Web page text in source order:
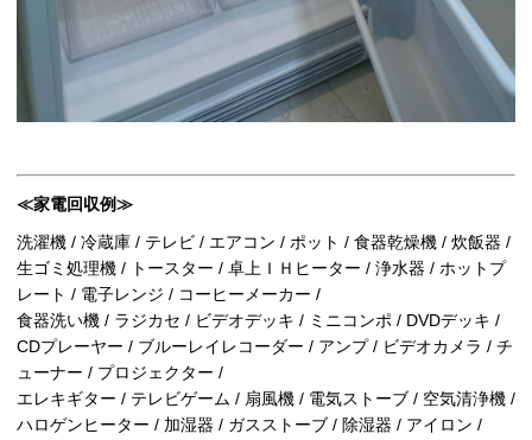
≪家電回収例≫
洗濯機 / 冷蔵庫 / テレビ / エアコン / ポット / 食器乾燥機 / 炊飯器 /
生ゴミ処理機 / トースター / 卓上ＩＨヒーター / 浄水器 / ホットプ
レート / 電子レンジ / コーヒーメーカー /
食器洗い機 / ラジカセ / ビデオデッキ / ミニコンポ / DVDデッキ /
CDプレーヤー / ブルーレイレコーダー / アンプ / ビデオカメラ / チ
ューナー / プロジェクター /
エレキギター / テレビゲーム / 扇風機 / 電気ストーブ / 空気清浄機 /
ハロゲンヒーター / 加湿器 / ガスストーブ / 除湿器 / アイロン /